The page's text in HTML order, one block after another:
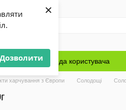
Дозволити
×
Блог Угода користувача
харчування з Європи Солодощі